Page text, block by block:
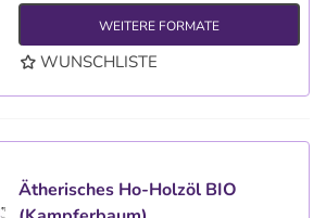
WEITERE FORMATE
WUNSCHLISTE
Ätherisches Ho-Holzöl BIO